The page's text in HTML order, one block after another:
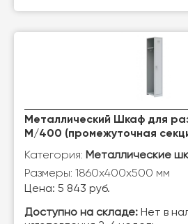
Металлический Шкаф для
М/400 (промежуточная
Категория: Металлические
Размеры: 1860х400х500 мм
Цена: 5 843 руб.
Доступно на складе: Нет в